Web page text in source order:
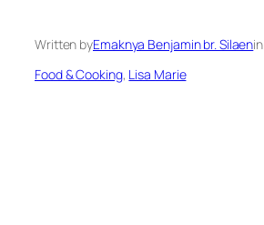
Written byEmaknya Benjamin br. Silaenin
Food & Cooking, Lisa Marie